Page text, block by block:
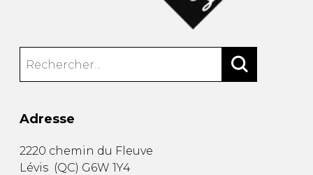
Adresse
2220 chemin du Fleuve
Lévis (QC) G6W 1Y4